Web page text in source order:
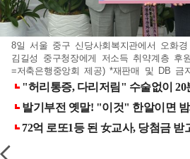
8일 서울 중구 신당사회복지관에서 오화경
김길성 중구청장에게 저소득 취약계층 후
=저축은행중앙회 제공) *재판매 및 DB 금